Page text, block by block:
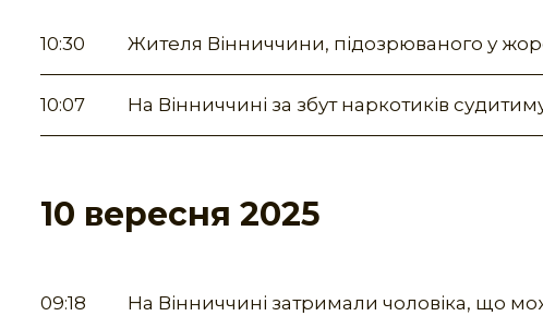
10:30 Жителя Вінниччини, підозрюваного у
10:07 На Вінниччині за збут наркотиків
10 вересня 2025
09:18 На Вінниччині затримали чоловіка, що